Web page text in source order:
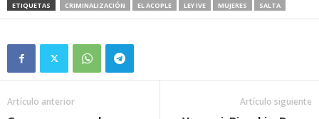
ETIQUETAS CRIMINALIZACIÓN EL ACOPLE LEY IVE MUJERES SALTA
Artículo anterior Artículo siguiente